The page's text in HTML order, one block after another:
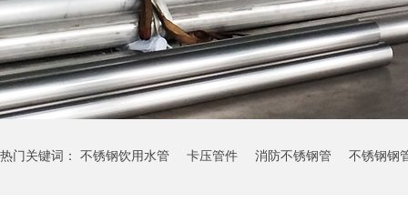
热门关键词： 不锈钢饮用水管 卡压管件 消防不锈钢管 不锈钢钢